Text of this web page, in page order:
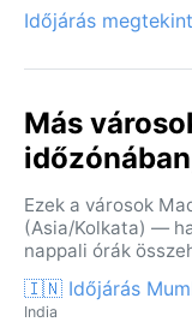
Időjárás
Más
Ezek a városok
(Asia/Kolkata) —
nappali órák
🇮🇳 Időjárás
India